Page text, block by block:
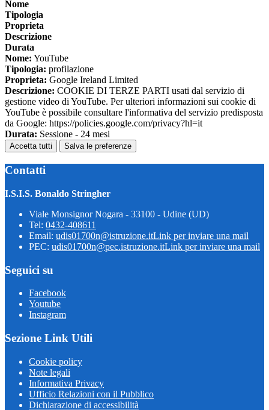
Nome
Tipologia
Proprieta
Descrizione
Durata
Nome: YouTube
Tipologia: profilazione
Proprieta: Google Ireland Limited
Descrizione: COOKIE DI TERZE PARTI usati dal servizio di
gestione video di YouTube. Per ulteriori informazioni sui cookie di
YouTube è possibile consultare l'informativa del servizio predisposta
da Google: https://policies.google.com/privacy?hl=it
Durata: Sessione - 24 mesi
Accetta tutti Salva le preferenze
Contatti
I.S.I.S. Bonaldo Stringher
Viale Monsignor Nogara - 33100 - Udine (UD)
Tel: 0432-408611
Email: udis01700n@istruzione.itLink per inviare una mail
PEC: udis01700n@pec.istruzione.itLink per inviare una mail
Seguici su
Facebook
Youtube
Instagram
Sezione Link Utili
Cookie policy
Note legali
Informativa Privacy
Ufficio Relazioni con il Pubblico
Dichiarazione di accessibilità